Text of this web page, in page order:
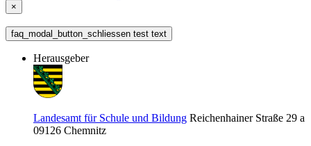
×
faq_modal_button_schliessen test text
Herausgeber
Landesamt für Schule und Bildung Reichenhainer Straße 29 a
09126 Chemnitz